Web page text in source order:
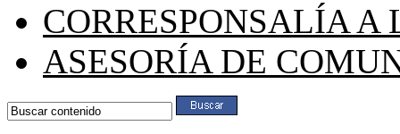
CORRESPONSALÍA A
ASESORÍA DE